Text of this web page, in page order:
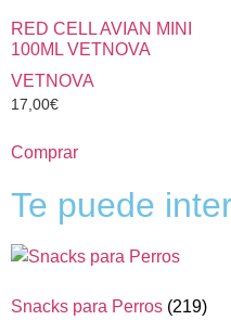
RED CELL AVIAN MINI
100ML VETNOVA
VETNOVA
17,00€
Comprar
Te puede
Snacks para Perros (219)